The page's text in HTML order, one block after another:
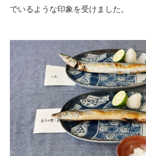
でいるような印象を受けました。